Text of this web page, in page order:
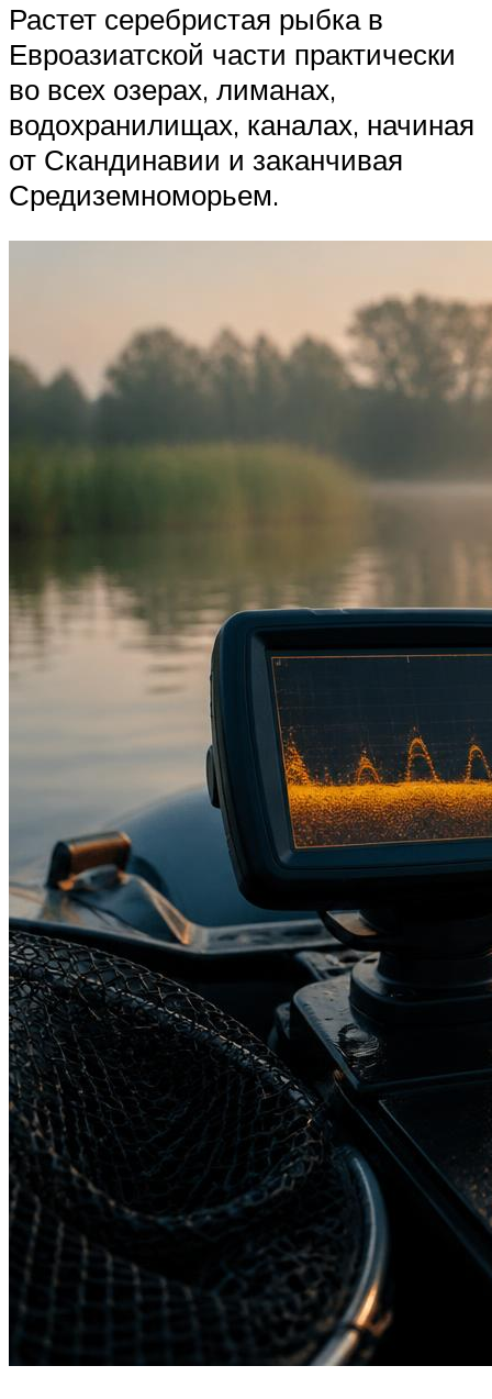
Растет серебристая рыбка в
Евроазиатской части практически
во всех озерах, лиманах,
водохранилищах, каналах, начиная
от Скандинавии и заканчивая
Средиземноморьем.